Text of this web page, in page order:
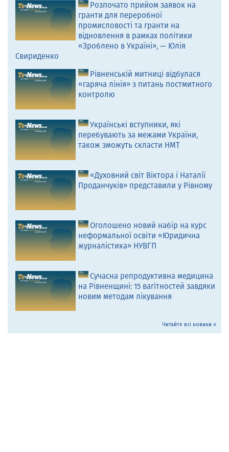
Розпочато прийом заявок на
гранти для переробної
промисловості та гранти на
відновлення в рамках політики
«Зроблено в Україні», — Юлія
Свириденко
Рівненській митниці відбулася
«гаряча лінія» з питань постмитного
контролю
Українські вступники, які
перебувають за межами України,
також зможуть скласти НМТ
«Духовний світ Віктора і Наталії
Проданчуків» представили у Рівному
Оголошено новий набір на курс
неформальної освіти «Юридична
журналістика» НУВГП
Сучасна репродуктивна медицина
на Рівненщині: 15 вагітностей завдяки
новим методам лікування
Читайте всі новини »